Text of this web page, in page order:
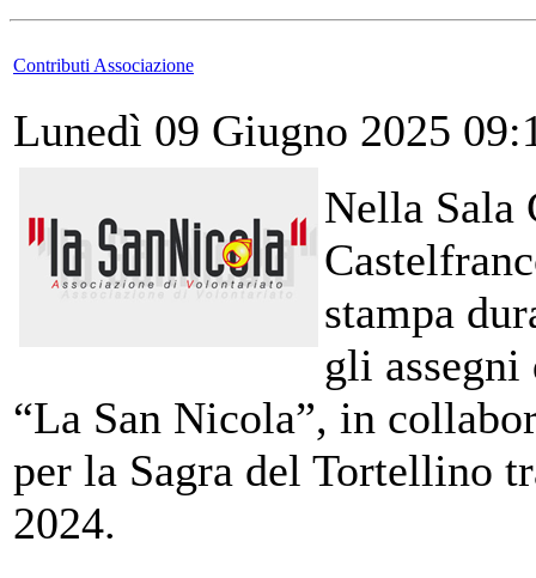
Contributi Associazione
Lunedì 09 Giugno 2025
Nella Sala
stampa
gli
“La San Nicola”, in
per la Sagra del Tortellino
2024.